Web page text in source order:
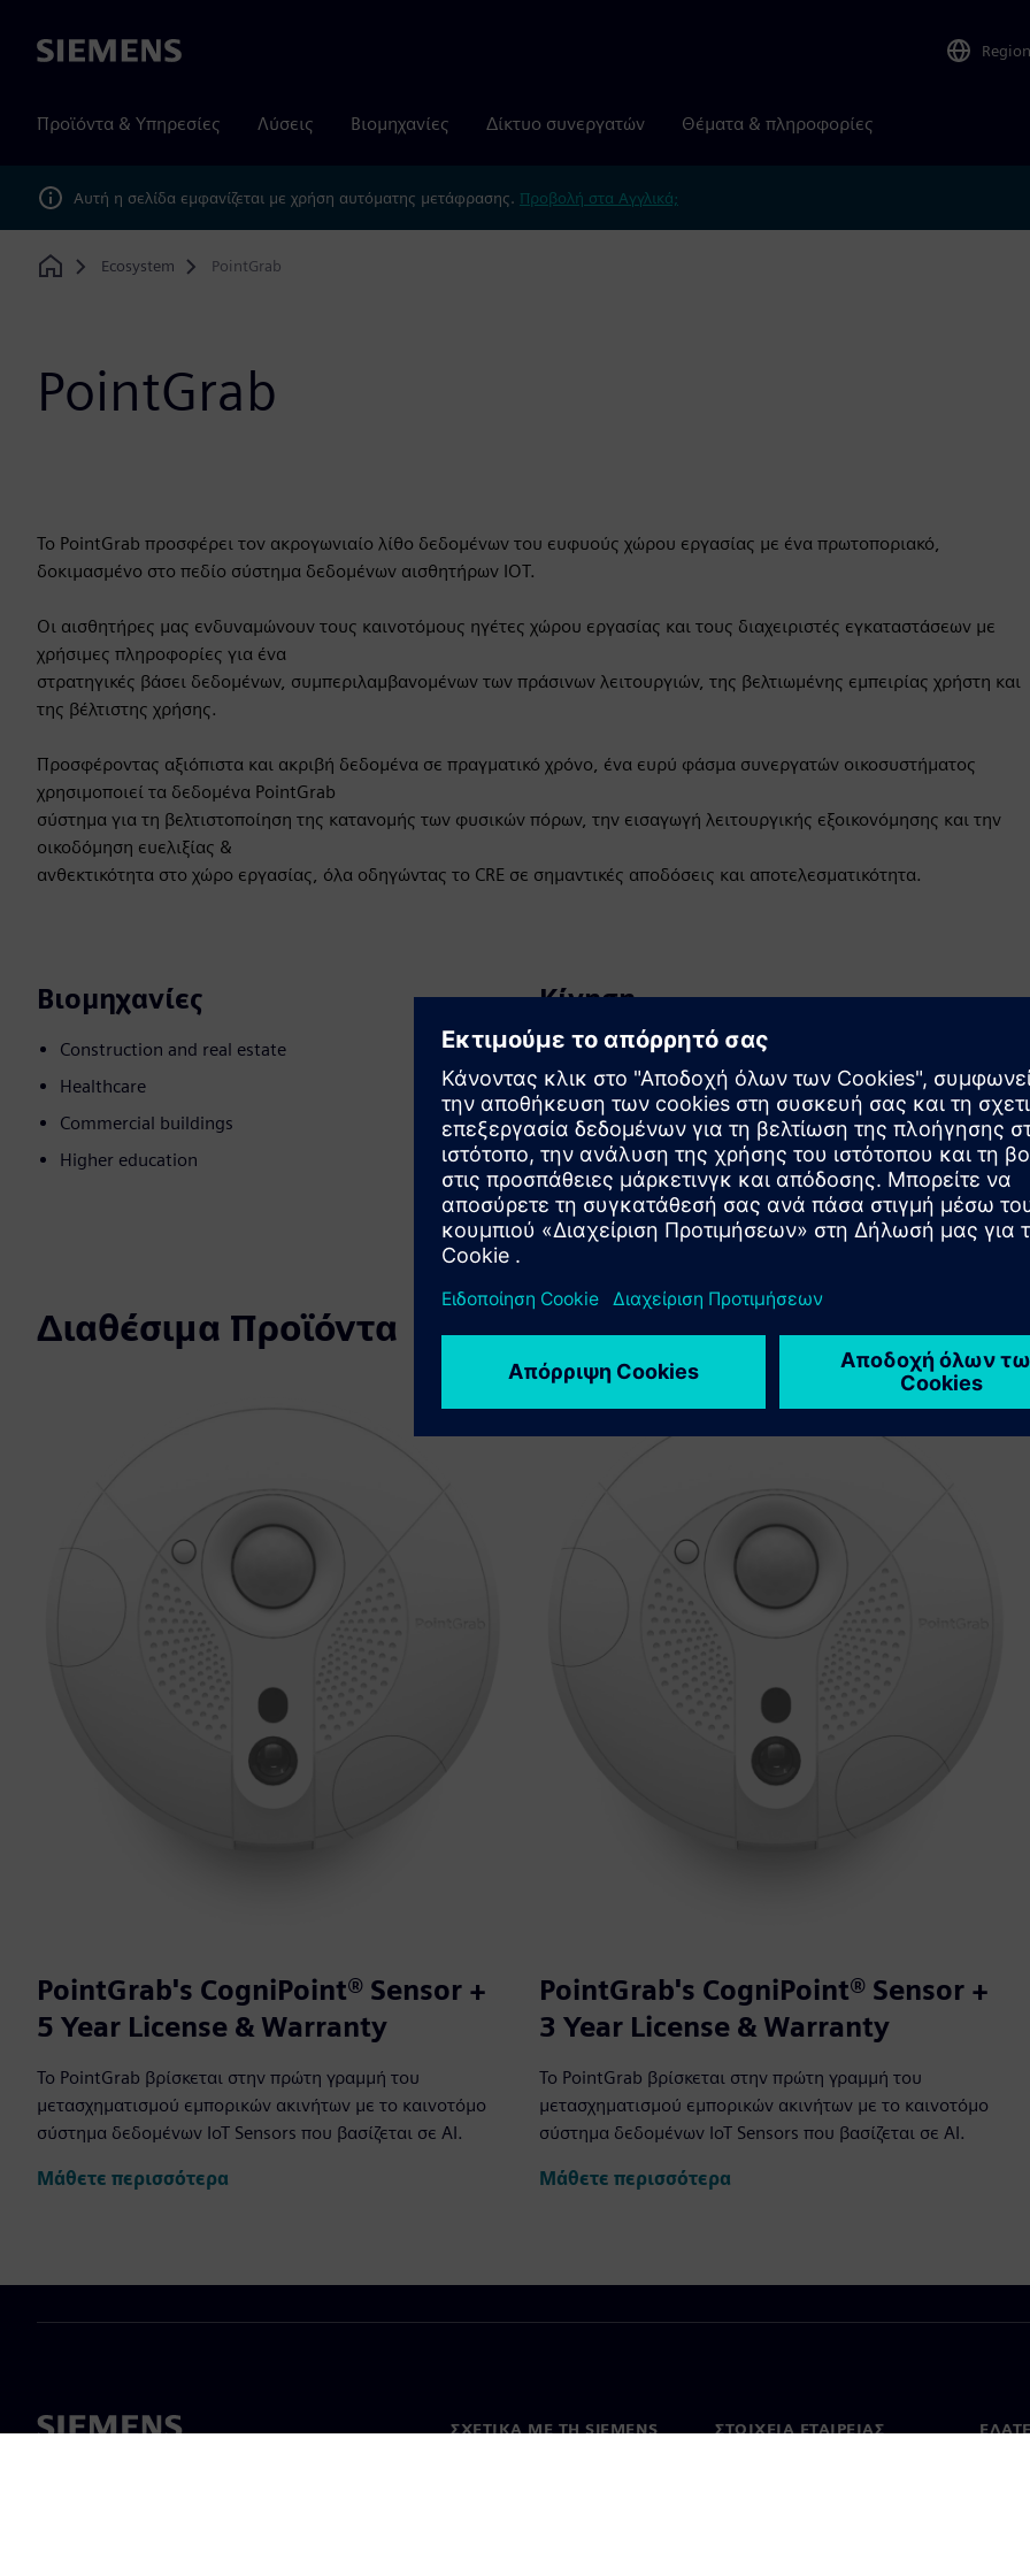
Siemens Region
Προϊόντα & Υπηρεσίες Λύσεις Βιομηχανίες Δίκτυο συνεργατών Θέματα & πληροφορίες
Αυτή η σελίδα εμφανίζεται με χρήση αυτόματης μετάφρασης. Προβολή στα Αγγλικά;
Home
Ecosystem PointGrab
PointGrab
Το PointGrab προσφέρει τον ακρογωνιαίο λίθο δεδομένων του ευφυούς χώρου εργασίας με ένα πρωτοποριακό,
δοκιμασμένο στο πεδίο σύστημα δεδομένων αισθητήρων IOT.
Οι αισθητήρες μας ενδυναμώνουν τους καινοτόμους ηγέτες χώρου εργασίας και τους διαχειριστές εγκαταστάσεων με
χρήσιμες πληροφορίες για ένα
στρατηγικές βάσει δεδομένων, συμπεριλαμβανομένων των πράσινων λειτουργιών, της βελτιωμένης εμπειρίας χρήστη και
της βέλτιστης χρήσης.
Προσφέροντας αξιόπιστα και ακριβή δεδομένα σε πραγματικό χρόνο, ένα ευρύ φάσμα συνεργατών οικοσυστήματος
χρησιμοποιεί τα δεδομένα PointGrab
σύστημα για τη βελτιστοποίηση της κατανομής των φυσικών πόρων, την εισαγωγή λειτουργικής εξοικονόμησης και την
οικοδόμηση ευελιξίας &
ανθεκτικότητα στο χώρο εργασίας, όλα οδηγώντας το CRE σε σημαντικές αποδόσεις και αποτελεσματικότητα.
Βιομηχανίες
Construction and real estate
Healthcare
Commercial buildings
Higher education
Κίνηση
Sell
Μεταπώληση / Συν-πώληση λογισμικού και ψηφιακά
υποστηριζόμενου υλικού στο Siemens Xcelerator
Διαθέσιμα Προϊόντα
PointGrab's CogniPoint® Sensor +
5 Year License & Warranty
Το PointGrab βρίσκεται στην πρώτη γραμμή του
μετασχηματισμού εμπορικών ακινήτων με το καινοτόμο
σύστημα δεδομένων IoT Sensors που βασίζεται σε AI.
Μάθετε περισσότερα
PointGrab's CogniPoint® Sensor +
3 Year License & Warranty
Το PointGrab βρίσκεται στην πρώτη γραμμή του
μετασχηματισμού εμπορικών ακινήτων με το καινοτόμο
σύστημα δεδομένων IoT Sensors που βασίζεται σε AI.
Μάθετε περισσότερα
ΣΧΕΤΙΚΆ ΜΕ ΤΗ SIEMENS ΣΤΟΙΧΕΊΑ ΕΤΑΙΡΕΊΑΣ